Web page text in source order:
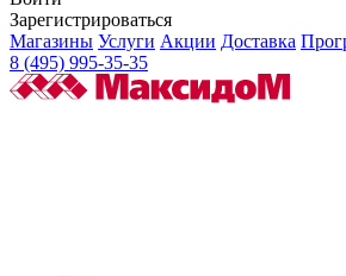
Зарегистрироваться
Магазины Услуги Акции Доставка
8 (495) 995-35-35